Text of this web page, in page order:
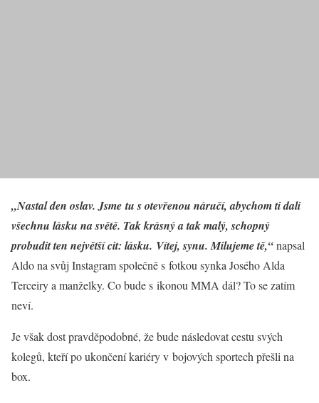
„Nastal den oslav. Jsme tu s otevřenou náručí, abychom ti dali
všechnu lásku na světě. Tak krásný a tak malý, schopný
probudit ten největší cit: lásku. Vítej, synu. Milujeme tě,“napsal
Aldo na svůj Instagram společně s fotkou synka Josého Alda
Terceiry a manželky. Co bude s ikonou MMA dál? To se zatím
neví.
Je však dost pravděpodobné, že bude následovat cestu svých
kolegů, kteří po ukončení kariéry v bojových sportech přešli na
box.